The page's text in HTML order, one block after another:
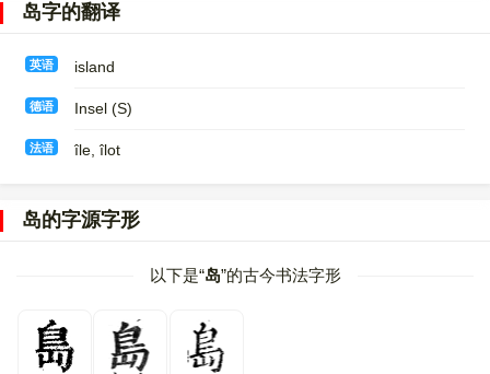
岛字的翻译
英语 island
德语 Insel (S)
法语 île, îlot
岛的字源字形
以下是“岛”的古今书法字形